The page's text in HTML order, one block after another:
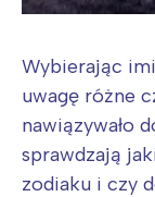
Wybierając
uwagę różne
nawiązywało
sprawdzają
zodiaku i czy